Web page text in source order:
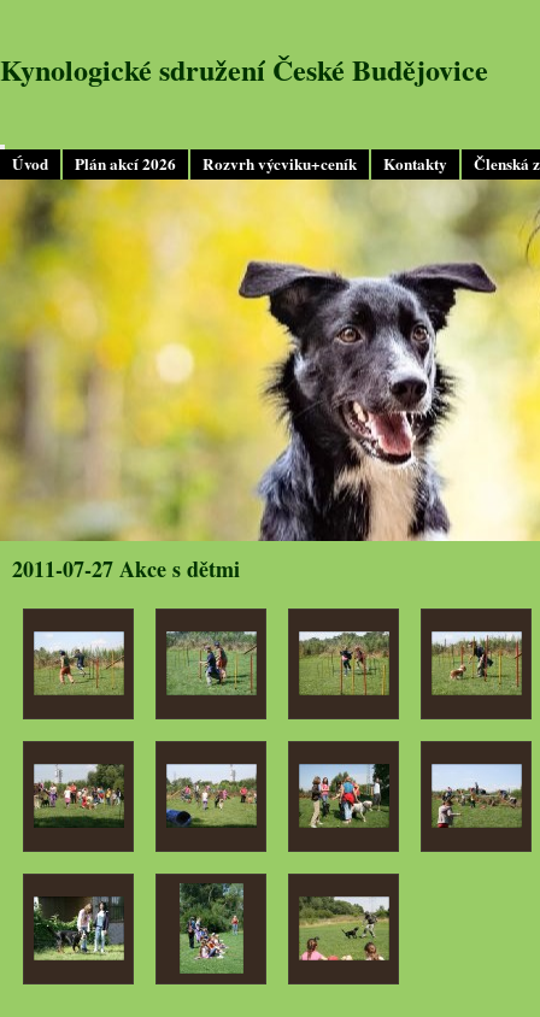
Úvod Plán akcí 2026 Rozvrh výcviku+ceník Kontakty Členská
Kynologické sdružení České Budějovice
2011-07-27 Akce s dětmi